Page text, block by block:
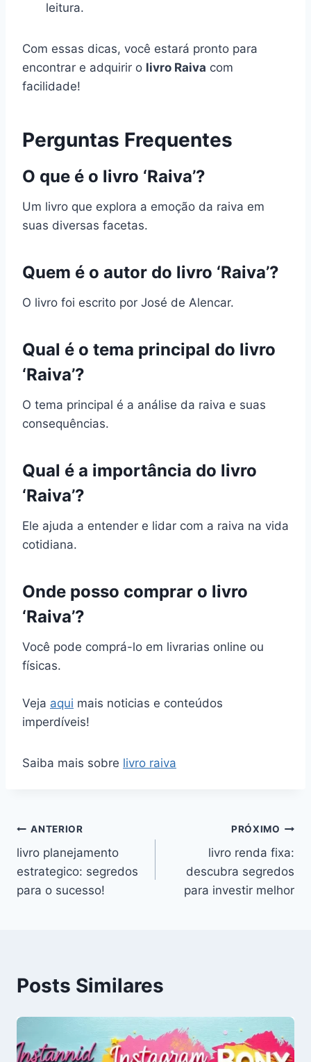
leitura.
Com essas dicas, você estará pronto para
encontrar e adquirir o livro Raiva com
facilidade!
Perguntas Frequentes
O que é o livro ‘Raiva’?
Um livro que explora a emoção da raiva em
suas diversas facetas.
Quem é o autor do livro ‘Raiva’?
O livro foi escrito por José de Alencar.
Qual é o tema principal do livro
‘Raiva’?
O tema principal é a análise da raiva e suas
consequências.
Qual é a importância do livro
‘Raiva’?
Ele ajuda a entender e lidar com a raiva na vida
cotidiana.
Onde posso comprar o livro
‘Raiva’?
Você pode comprá-lo em livrarias online ou
físicas.
Veja aqui mais noticias e conteúdos
imperdíveis!
Saiba mais sobre livro raiva
Navegação
de
Post
ANTERIOR
livro planejamento
estrategico: segredos
para o sucesso!
PRÓXIMO
livro renda fixa:
descubra segredos
para investir melhor
Posts Similares